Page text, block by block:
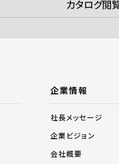
カタログ閲
企業情報
社長メッセージ
企業ビジョン
会社概要